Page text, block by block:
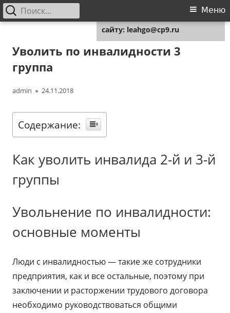
Основное
Меню
Найти:
Уволить по инвалидности 3
группа
Автор
admin Опубликовано
24.11.2018
Содержание:
Как уволить инвалида 2-й и 3-й
группы
Увольнение по инвалидности:
основные моменты
Люди с инвалидностью — такие же сотрудники
предприятия, как и все остальные, поэтому при
заключении и расторжении трудового договора
необходимо руководствоваться общими
сайту: leahgo@cp9.ru